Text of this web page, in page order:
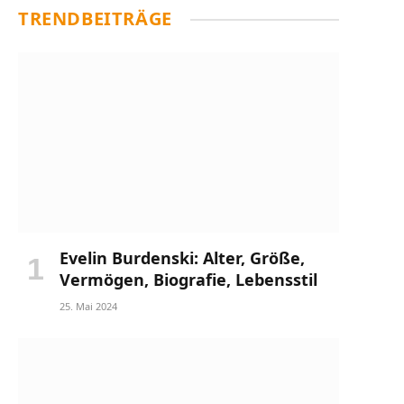
TRENDBEITRÄGE
Evelin Burdenski: Alter, Größe,
Vermögen, Biografie, Lebensstil
25. Mai 2024